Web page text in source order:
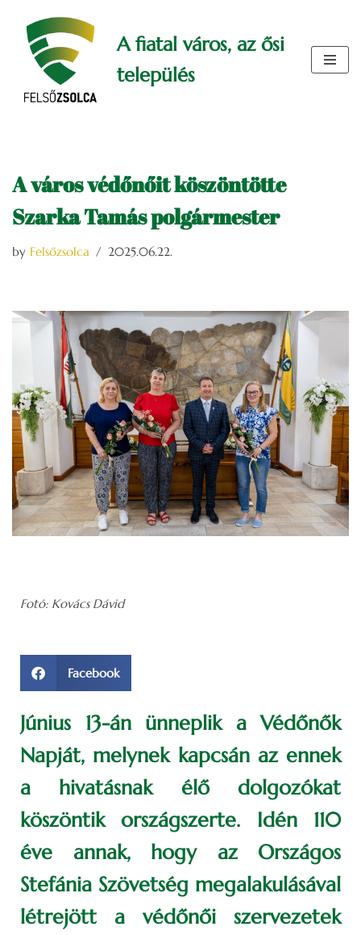
Skip
content
A fiatal város, az ősi
település
A város védőnőit köszöntötte
Szarka Tamás polgármester
by Felsőzsolca 2025.06.22.
Fotó: Kovács Dávid
Facebook
Június 13-án ünneplik a Védőnők
Napját, melynek kapcsán az ennek
a hivatásnak élő dolgozókat
köszöntik országszerte. Idén 110
éve annak, hogy az Országos
Stefánia Szövetség megalakulásával
létrejött a védőnői szervezetek